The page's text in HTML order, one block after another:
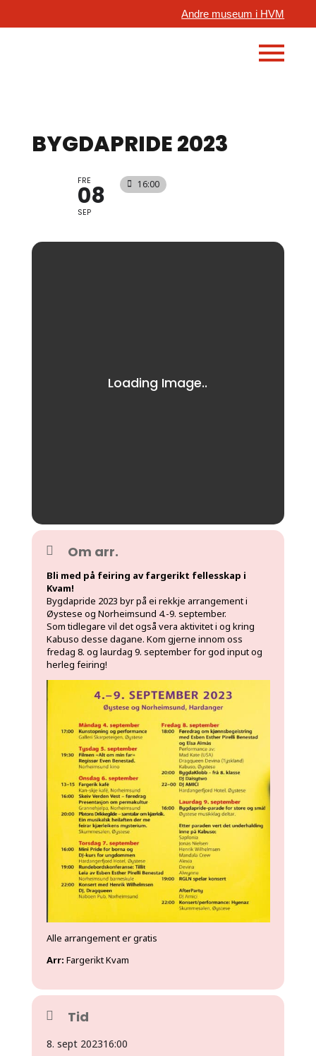
Andre museum i HVM
BYGDAPRIDE 2023
FRE
08
SEP
16:00
Om arr.
Bli med på feiring av fargerikt fellesskap i
Kvam!
Bygdapride 2023 byr på ei rekkje arrangement i
Øystese og Norheimsund 4.-9. september.
Som tidlegare vil det også vera aktivitet i og kring
Kabuso desse dagane. Kom gjerne innom oss
fredag 8. og laurdag 9. september for god input og
herleg feiring!
Alle arrangement er gratis
Arr: Fargerikt Kvam
Tid
8. sept 202316:00